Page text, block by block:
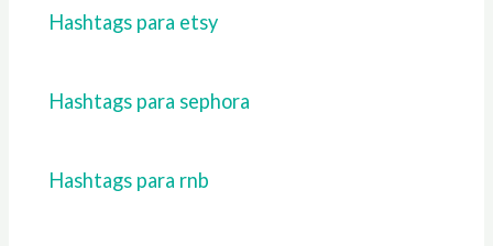
Hashtags para etsy
Hashtags para sephora
Hashtags para rnb